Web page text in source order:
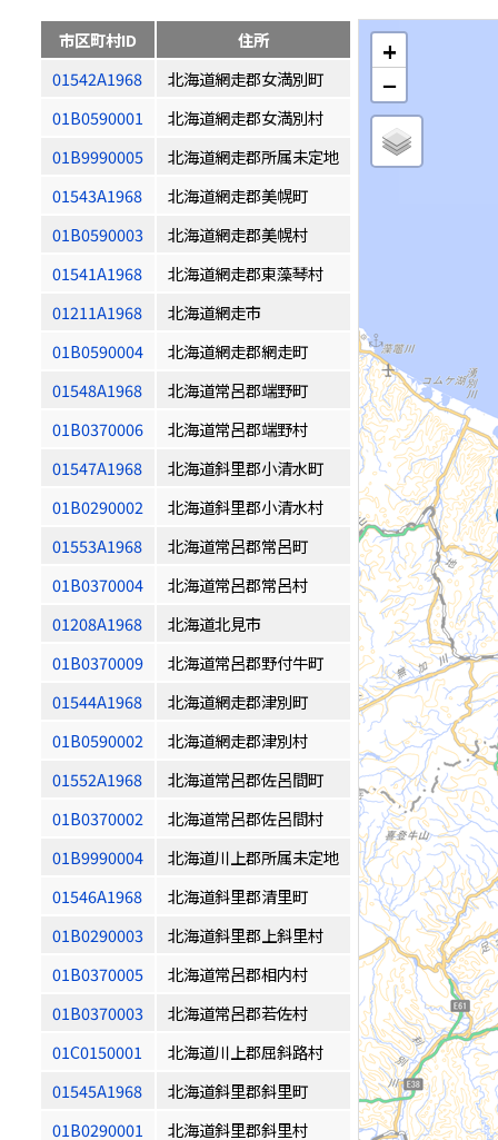
市区町村ID
住所
01542A1968
北海道網走郡女満別町
01B0590001
北海道網走郡女満別村
01B9990005
北海道網走郡所属未定地
01543A1968
北海道網走郡美幌町
01B0590003
北海道網走郡美幌村
01541A1968
北海道網走郡東藻琴村
01211A1968
北海道網走市
01B0590004
北海道網走郡網走町
01548A1968
北海道常呂郡端野町
01B0370006
北海道常呂郡端野村
01547A1968
北海道斜里郡小清水町
01B0290002
北海道斜里郡小清水村
01553A1968
北海道常呂郡常呂町
01B0370004
北海道常呂郡常呂村
01208A1968
北海道北見市
01B0370009
北海道常呂郡野付牛町
01544A1968
北海道網走郡津別町
01B0590002
北海道網走郡津別村
01552A1968
北海道常呂郡佐呂間町
01B0370002
北海道常呂郡佐呂間村
01B9990004
北海道川上郡所属未定地
01546A1968
北海道斜里郡清里町
01B0290003
北海道斜里郡上斜里村
01B0370005
北海道常呂郡相内村
01B0370003
北海道常呂郡若佐村
01C0150001
北海道川上郡屈斜路村
01545A1968
北海道斜里郡斜里町
01B0290001
北海道斜里郡斜里村
+
−